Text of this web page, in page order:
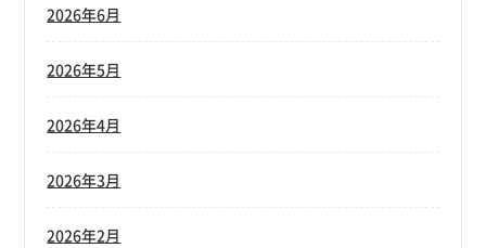
2026年6月
2026年5月
2026年4月
2026年3月
2026年2月